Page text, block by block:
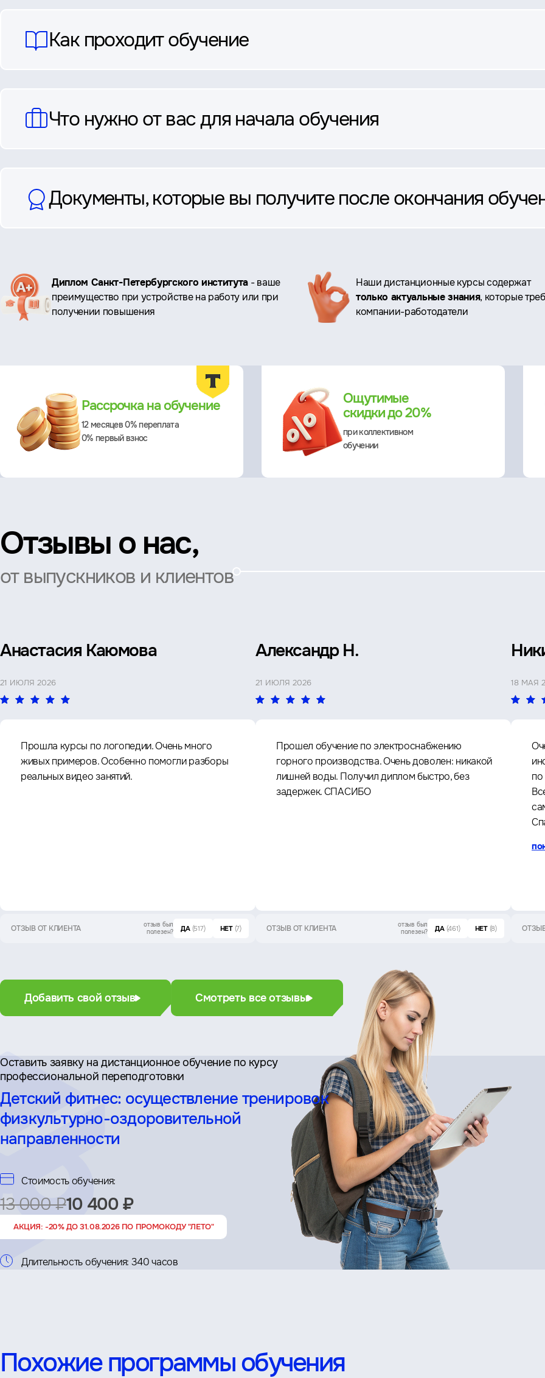
Как проходит обучение
Что нужно от вас для начала обучения
Документы, которые вы получите после окончания
Ключевые
преимущества
Диплом Санкт-Петербургского института - ваше
преимущество при устройстве на работу или при
получении повышения
Наши дистанционные курсы содержат
только актуальные знания, которые
компании-работодатели
Рассрочка на обучение
12 месяцев 0% переплата
0% первый взнос
Ощутимые
скидки до 20%
при коллективном
обучении
Отзывы о нас,
от выпускников и клиентов
Анастасия Каюмова
21 ИЮЛЯ 2026
Прошла курсы по логопедии. Очень много
живых примеров. Особенно помогли разборы
реальных видео занятий.
ОТЗЫВ ОТ КЛИЕНТА
отзыв был
полезен?
ДА (517) НЕТ (7)
Александр Н.
21 ИЮЛЯ 2026
Прошел обучение по электроснабжению
горного производства. Очень доволен: никакой
лишней воды. Получил диплом быстро, без
задержек. СПАСИБО
ОТЗЫВ ОТ КЛИЕНТА
отзыв был
полезен?
ДА (461) НЕТ (8)
18 МАЯ
Добавить свой отзыв Смотреть все отзывы
Оставить заявку на дистан­ционное обучение по курсу
профессиональной переподготовки
Детский фитнес: осуществление тренировок
физкультурно-оздоровительной
направленности
Стоимость обучения:
13 000 ₽10 400 ₽
АКЦИЯ: -20% ДО 31.08.2026 ПО ПРОМОКОДУ "ЛЕТО"
Длительность обучения: 340 часов
Похожие программы обучения